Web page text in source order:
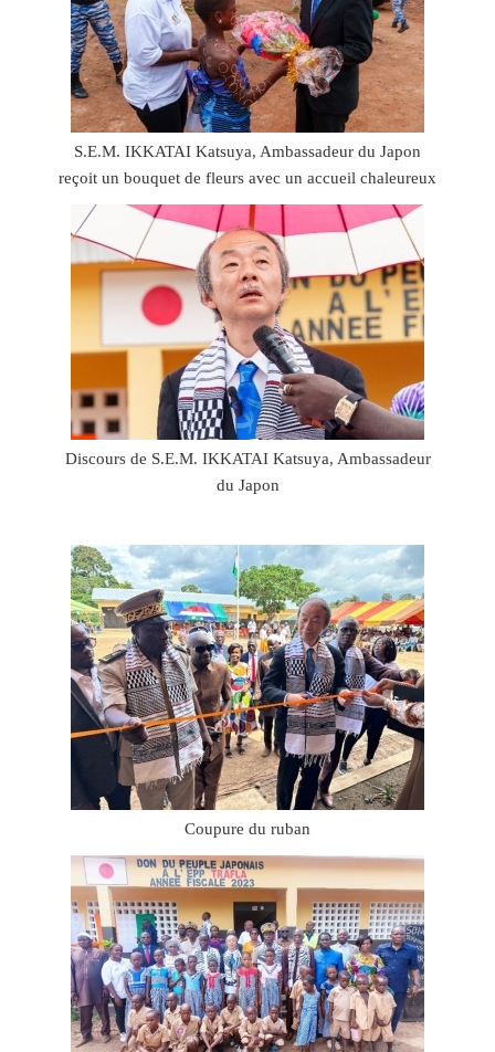
S.E.M. IKKATAI Katsuya, Ambassadeur du Japon
reçoit un bouquet de fleurs avec un accueil chaleureux
Discours de S.E.M. IKKATAI Katsuya, Ambassadeur
du Japon
Coupure du ruban